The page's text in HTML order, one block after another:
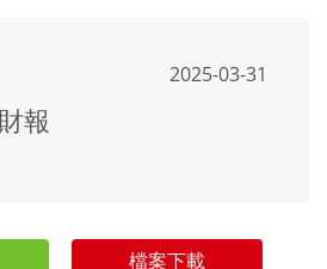
2025-03-31
報
檔案下載